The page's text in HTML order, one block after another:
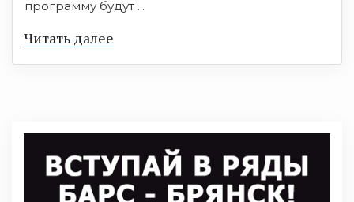
программу будут ...
Читать далее